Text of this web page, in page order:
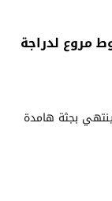
مروع لدراجة